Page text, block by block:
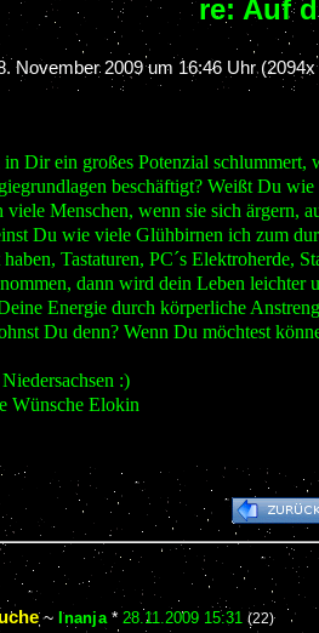
re: Auf
November 2009 um 16:46 Uhr(2094x
Dir ein großes Potenzial schlummert,
beschäftigt? Weißt Du
viele Menschen, wenn sie sich ärgern,
Du wie viele Glühbirnen ich zum
haben, Tastaturen, PC´s Elektroherde,
dann wird dein Leben leichter
Energie durch körperliche
Du denn? Wenn Du möchtest
:)
Wünsche Elokin
~ Inanja* 28.11.2009 15:31 (22)